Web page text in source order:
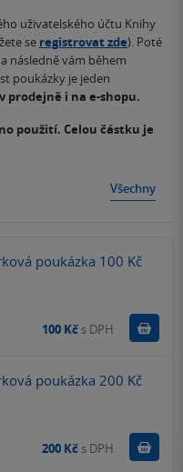
uživatelského účtu Knihy
se registrovat zde). Poté
následně vám během
poukázky je jeden
prodejně i na e-shopu.
použití. Celou částku je
Všechny
poukázka 100 Kč
100 Kč s DPH Koupit
poukázka 200 Kč
200 Kč s DPH Koupit